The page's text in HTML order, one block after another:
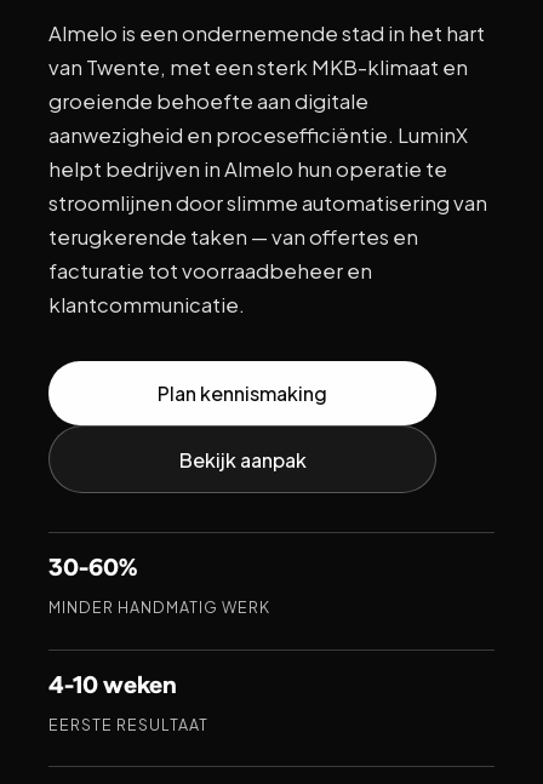
Almelo is een ondernemende stad in het hart
van Twente, met een sterk MKB-klimaat en
groeiende behoefte aan digitale
aanwezigheid en procesefficiëntie. LuminX
helpt bedrijven in Almelo hun operatie te
stroomlijnen door slimme automatisering van
terugkerende taken — van offertes en
facturatie tot voorraadbeheer en
klantcommunicatie.
Plan kennismaking
Bekijk aanpak
30-60%
MINDER HANDMATIG WERK
4-10 weken
EERSTE RESULTAAT